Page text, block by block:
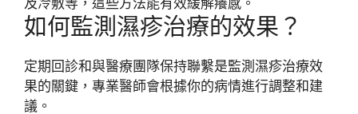
如何監測濕疹治療的效果？
定期回診和與醫療團隊保持聯繫是監測濕疹治療效
果的關鍵，專業醫師會根據你的病情進行調整和建
議。